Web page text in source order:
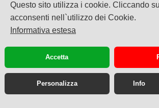
Questo sito utilizza i cookie. Cliccando su
acconsenti nell`utilizzo dei Cookie.
Informativa estesa
Accetta
Personalizza Info
P.IVA: IT02793620929 - Via
Cagliari - Tel. 0039.070.2086124 -
info@tntravel.net
privacy cookie